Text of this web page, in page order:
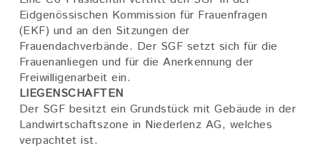
Eidgenössischen Kommission für Frauenfragen
(EKF) und an den Sitzungen der
Frauendachverbände. Der SGF setzt sich für die
Frauenanliegen und für die Anerkennung der
Freiwilligenarbeit ein.
LIEGENSCHAFTEN
Der SGF besitzt ein Grundstück mit Gebäude in der
Landwirtschaftszone in Niederlenz AG, welches
verpachtet ist.